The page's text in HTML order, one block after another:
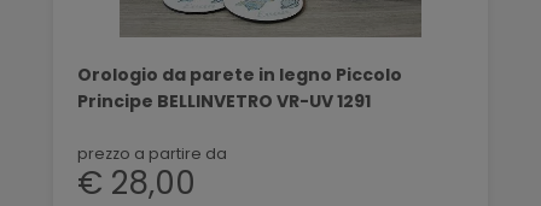
Orologio da parete in legno Piccolo
Principe BELLINVETRO VR-UV 1291
prezzo a partire da
€ 28,00